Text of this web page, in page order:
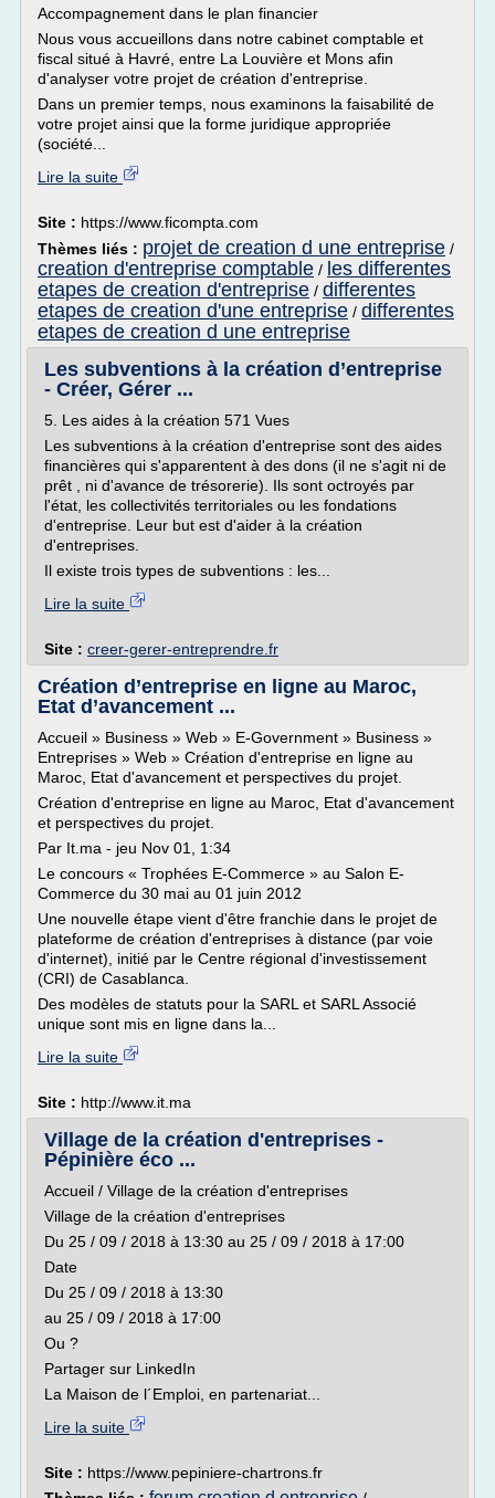
Accompagnement dans le plan financier
Nous vous accueillons dans notre cabinet comptable et
fiscal situé à Havré, entre La Louvière et Mons afin
d'analyser votre projet de création d'entreprise.
Dans un premier temps, nous examinons la faisabilité de
votre projet ainsi que la forme juridique appropriée
(société...
Lire la suite
Site : https://www.ficompta.com
Thèmes liés : projet de creation d une entreprise /
creation d'entreprise comptable / les differentes
etapes de creation d'entreprise / differentes
etapes de creation d'une entreprise / differentes
etapes de creation d une entreprise
Les subventions à la création d’entreprise
- Créer, Gérer ...
5. Les aides à la création 571 Vues
Les subventions à la création d'entreprise sont des aides
financières qui s'apparentent à des dons (il ne s'agit ni de
prêt , ni d'avance de trésorerie). Ils sont octroyés par
l'état, les collectivités territoriales ou les fondations
d'entreprise. Leur but est d'aider à la création
d'entreprises.
Il existe trois types de subventions : les...
Lire la suite
Site : creer-gerer-entreprendre.fr
Création d’entreprise en ligne au Maroc,
Etat d’avancement ...
Accueil » Business » Web » E-Government » Business »
Entreprises » Web » Création d'entreprise en ligne au
Maroc, Etat d'avancement et perspectives du projet.
Création d'entreprise en ligne au Maroc, Etat d'avancement
et perspectives du projet.
Par It.ma - jeu Nov 01, 1:34
Le concours « Trophées E-Commerce » au Salon E-
Commerce du 30 mai au 01 juin 2012
Une nouvelle étape vient d'être franchie dans le projet de
plateforme de création d'entreprises à distance (par voie
d'internet), initié par le Centre régional d'investissement
(CRI) de Casablanca.
Des modèles de statuts pour la SARL et SARL Associé
unique sont mis en ligne dans la...
Lire la suite
Site : http://www.it.ma
Village de la création d'entreprises -
Pépinière éco ...
Accueil / Village de la création d'entreprises
Village de la création d'entreprises
Du 25 / 09 / 2018 à 13:30 au 25 / 09 / 2018 à 17:00
Date
Du 25 / 09 / 2018 à 13:30
au 25 / 09 / 2018 à 17:00
Ou ?
Partager sur LinkedIn
La Maison de l´Emploi, en partenariat...
Lire la suite
Site : https://www.pepiniere-chartrons.fr